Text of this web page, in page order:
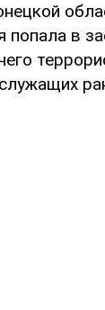
попала в